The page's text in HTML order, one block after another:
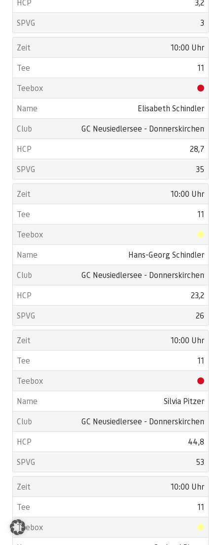
3,2
3
10:00 Uhr
11
Elisabeth Schindler
GC Neusiedlersee - Donnerskirchen
28,7
35
10:00 Uhr
11
Hans-Georg Schindler
GC Neusiedlersee - Donnerskirchen
23,2
26
10:00 Uhr
11
Silvia Pitzer
GC Neusiedlersee - Donnerskirchen
44,8
53
10:00 Uhr
11